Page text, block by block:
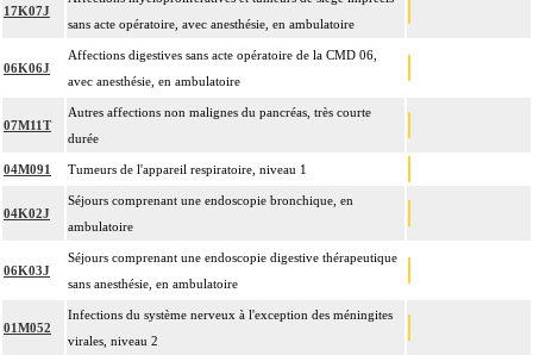
17K07J
sans acte opératoire, avec anesthésie, en ambulatoire
06K06J
Affections digestives sans acte opératoire de la CMD 06,
avec anesthésie, en ambulatoire
07M11T
Autres affections non malignes du pancréas, très courte
durée
04M091 Tumeurs de l'appareil respiratoire, niveau 1
04K02J
Séjours comprenant une endoscopie bronchique, en
ambulatoire
06K03J
Séjours comprenant une endoscopie digestive thérapeutique
sans anesthésie, en ambulatoire
01M052
Infections du système nerveux à l'exception des méningites
virales, niveau 2